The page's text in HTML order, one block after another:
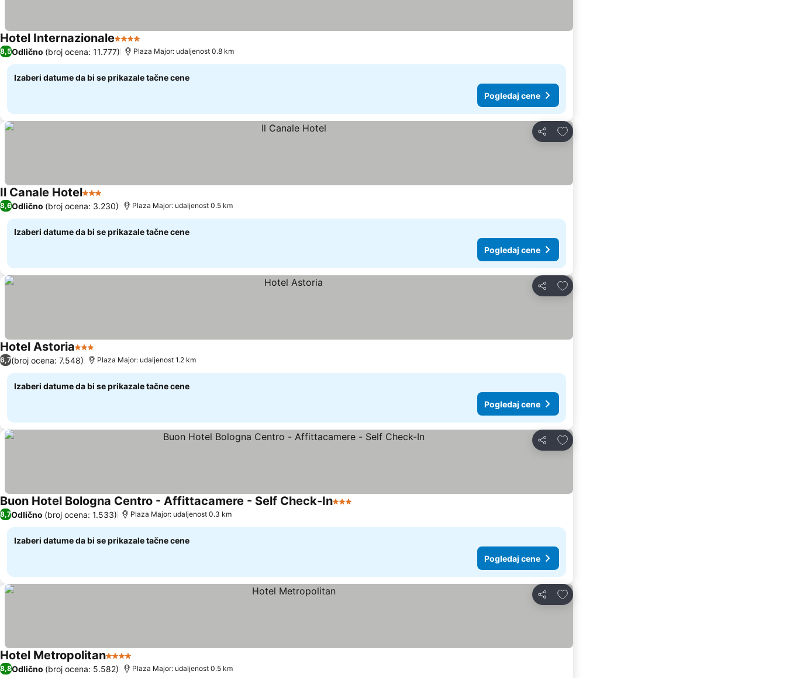
Hotel Internazionale4 Zvezdice
8,5Odlično (broj ocena: 11.777) Plaza Major: udaljenost 0.8 km
Izaberi datume da bi se prikazale tačne cene
Pogledaj cene
Deli
Dodati u favorite
Il Canale Hotel3 Zvezdice
8,6Odlično (broj ocena: 3.230) Plaza Major: udaljenost 0.5 km
Izaberi datume da bi se prikazale tačne cene
Pogledaj cene
Deli
Dodati u favorite
Hotel Astoria3 Zvezdice
6,7(broj ocena: 7.548) Plaza Major: udaljenost 1.2 km
Izaberi datume da bi se prikazale tačne cene
Pogledaj cene
Deli
Dodati u favorite
Buon Hotel Bologna Centro - Affittacamere - Self Check-In3 Zvezdice
8,7Odlično (broj ocena: 1.533) Plaza Major: udaljenost 0.3 km
Izaberi datume da bi se prikazale tačne cene
Pogledaj cene
Deli
Dodati u favorite
Hotel Metropolitan4 Zvezdice
8,8Odlično (broj ocena: 5.582) Plaza Major: udaljenost 0.5 km